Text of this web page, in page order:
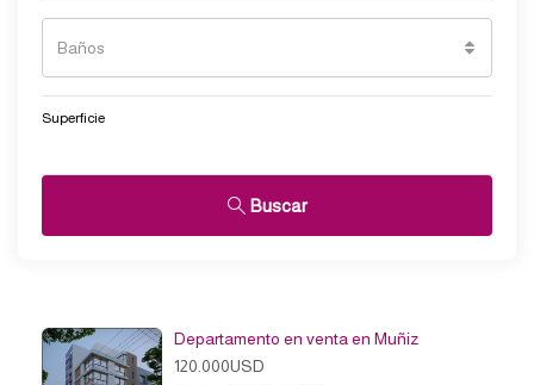
Baños
Superficie
Buscar
Departamento en venta en Muñiz
120.000USD